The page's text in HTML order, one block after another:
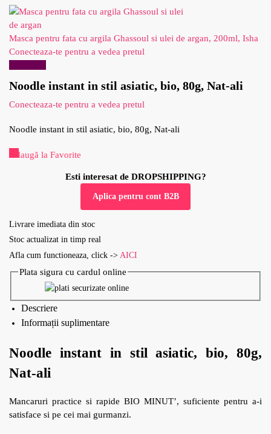
Masca pentru fata cu argila Ghassoul si ulei de argan, 200ml, Isha
Conecteaza-te pentru a vedea pretul
Noodle instant in stil asiatic, bio, 80g, Nat-ali
Conecteaza-te pentru a vedea pretul
Noodle instant in stil asiatic, bio, 80g, Nat-ali
Adaugă la Favorite
Esti interesat de DROPSHIPPING?
Aplica pentru cont B2B
Livrare imediata din stoc
Stoc actualizat in timp real
Afla cum functioneaza, click -> AICI
Plata sigura cu cardul online
Descriere
Informații suplimentare
Noodle instant in stil asiatic, bio, 80g,
Nat-ali
Mancaruri practice si rapide BIO MINUT’, suficiente pentru a-i
satisface si pe cei mai gurmanzi.